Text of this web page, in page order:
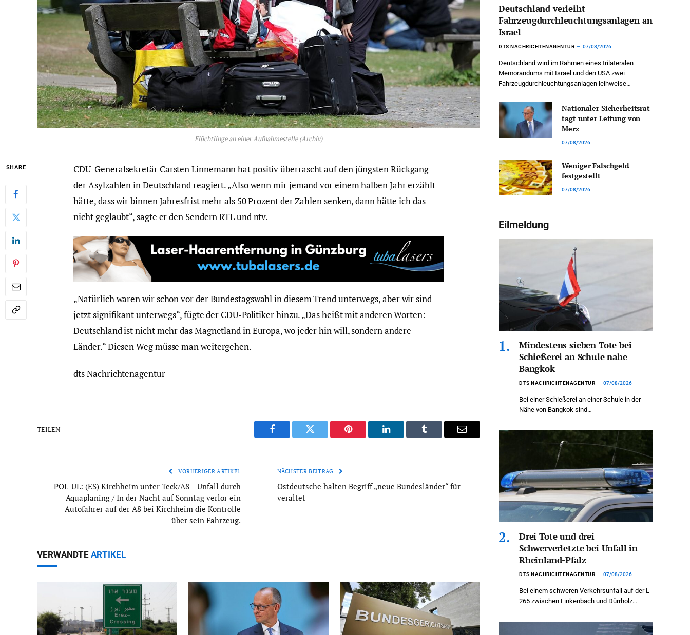
Flüchtlinge an einer Aufnahmestelle (Archiv)
SHARE
CDU-Generalsekretär Carsten Linnemann hat positiv überrascht auf den jüngsten Rückgang
der Asylzahlen in Deutschland reagiert. „Also wenn mir jemand vor einem halben Jahr erzählt
hätte, dass wir binnen Jahresfrist mehr als 50 Prozent der Zahlen senken, dann hätte ich das
nicht geglaubt“, sagte er den Sendern RTL und ntv.
„Natürlich waren wir schon vor der Bundestagswahl in diesem Trend unterwegs, aber wir sind
jetzt signifikant unterwegs“, fügte der CDU-Politiker hinzu. „Das heißt mit anderen Worten:
Deutschland ist nicht mehr das Magnetland in Europa, wo jeder hin will, sondern andere
Länder.“ Diesen Weg müsse man weitergehen.
dts Nachrichtenagentur
TEILEN
Facebook Twitter Pinterest LinkedIn Tumblr Email
VORHERIGER ARTIKEL
POL-UL: (ES) Kirchheim unter Teck/A8 – Unfall durch
Aquaplaning / In der Nacht auf Sonntag verlor ein
Autofahrer auf der A8 bei Kirchheim die Kontrolle
über sein Fahrzeug.
NÄCHSTER BEITRAG
Ostdeutsche halten Begriff „neue Bundesländer“ für
veraltet
VERWANDTE ARTIKEL
Deutschland verleiht
Fahrzeugdurchleuchtungsanlagen an
Israel
DTS NACHRICHTENAGENTUR 07/08/2026
Deutschland wird im Rahmen eines trilateralen
Memorandums mit Israel und den USA zwei
Fahrzeugdurchleuchtungsanlagen leihweise…
Nationaler Sicherheitsrat
tagt unter Leitung von
Merz
07/08/2026
Weniger Falschgeld
festgestellt
07/08/2026
Eilmeldung
Mindestens sieben Tote bei
Schießerei an Schule nahe
Bangkok
DTS NACHRICHTENAGENTUR 07/08/2026
Bei einer Schießerei an einer Schule in der
Nähe von Bangkok sind…
Drei Tote und drei
Schwerverletzte bei Unfall in
Rheinland-Pfalz
DTS NACHRICHTENAGENTUR 07/08/2026
Bei einem schweren Verkehrsunfall auf der L
265 zwischen Linkenbach und Dürrholz…